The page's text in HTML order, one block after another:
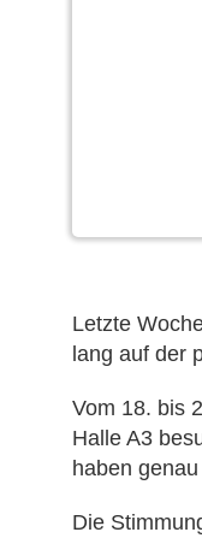
Letzte
lang auf der
Vom 18. bis
Halle A3
haben
Die